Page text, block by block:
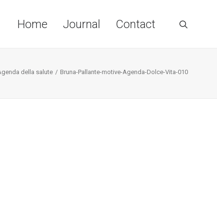
Home Journal Contact
della salute Bruna-Pallante-motive-Agenda-Dolce-Vita-010